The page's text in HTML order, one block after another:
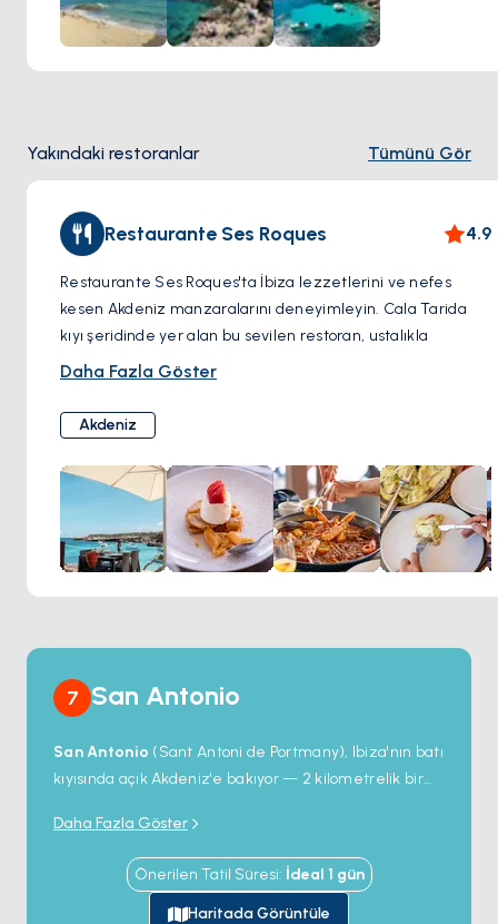
Yakındaki restoranlar Tümünü Gör
Restaurante Ses Roques 4.9
Restaurante Ses Roques'ta İbiza lezzetlerini ve nefes
kesen Akdeniz manzaralarını deneyimleyin. Cala Tarida
kıyı şeridinde yer alan bu sevilen restoran, ustalıkla
hazırlanmış deniz ürünleri yemekleri, otantik bir ada
balık, kabuklu deniz ürünleri ve geleneksel paellaların öne
çıktığı Ses Roques'un menüsüyle Akdeniz'in en iyi
lezzetlerinin tadını çıkarın.
Rustik-şık mekanlarında iç mekanda yemek yemeyi veya
turkuaz sulara bakan teraslarında bir masa ile İbiza'nın
büyüsünü kucaklamayı seçin. Güneş ufkun altına doğru
batarken Restaurante Ses Roques gerçekten romantik bir
ortama dönüşüyor.
unutulmaz bir deniz kenarında yemek deneyimi arayan
hem yerel halk hem de ziyaretçiler için sevilen bir
destinasyondur.
Daha Fazla Göster
Akdeniz
7 San Antonio
San Antonio (Sant Antoni de Portmany), Ibiza'nın batı
kıyısında açık Akdeniz'e bakıyor — 2 kilometrelik bir
olan büyük doğal bir körfezin etrafına kurulu.
körfezin batı kıyısı boyunca uzanıyor; Café del
Mar ve Café Mambo 1980'lerde burada gün batımı-
müzik-bar formatını icat etti ve önündeki plaj her
Daha Fazla Göster
Önerilen Tatil Süresi: İdeal 1 gün
Haritada Görüntüle